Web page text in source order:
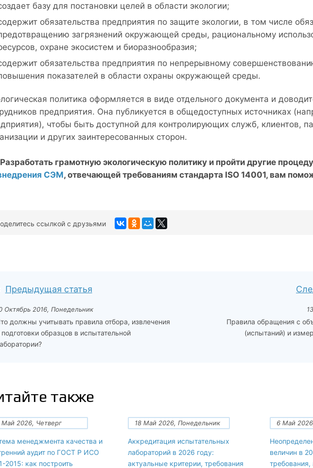
базу для постановки целей в области экологии;
обязательства предприятия по защите экологии, в том числе
загрязнений окружающей среды, рациональному
охране экосистем и биоразнообразия;
обязательства предприятия по непрерывному
показателей в области охраны окружающей среды.
политика оформляется в виде отдельного документа и
предприятия. Она публикуется в общедоступных источниках
чтобы быть доступной для контролирующих служб, клиентов,
и других заинтересованных сторон.
Разработать грамотную экологическую политику и пройти другие
СЭМ, отвечающей требованиям стандарта ISO 14001, вам
ссылкой с друзьями
Предыдущая статья
Октябрь 2016, Понедельник
должны учитывать правила отбора, извлечения
подготовки образцов в испытательной
Правила обращения с
(испытаний) и
также
Май 2026, Четверг
менеджмента качества и
аудит по ГОСТ Р ИСО
2015: как построить
18 Май 2026, Понедельник
Аккредитация испытательных
лабораторий в 2026 году:
актуальные критерии, требования
6 Май
величин в
требования,